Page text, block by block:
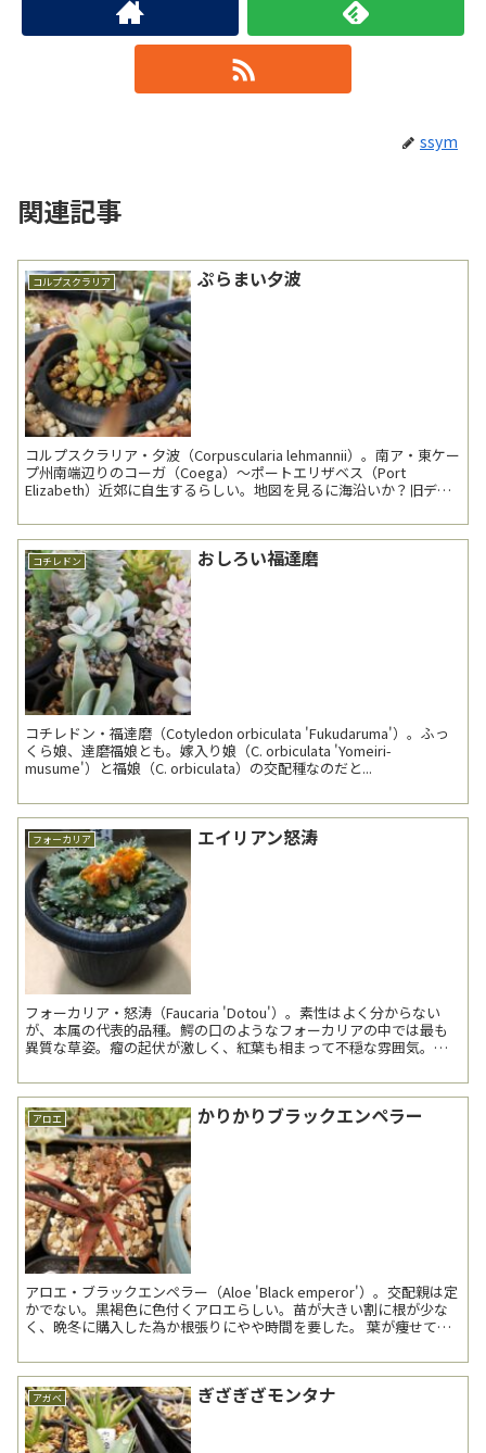
ssym
関連記事
コルプスクラリア ぷらまい夕波
コルプスクラリア・夕波（Corpuscularia lehmannii）。南ア・東ケー
プ州南端辺りのコーガ（Coega）～ポートエリザベス（Port
Elizabeth）近郊に自生するらしい。地図を見るに海沿いか？旧デロ
コチレドン おしろい福達磨
コチレドン・福達磨（Cotyledon orbiculata 'Fukudaruma'）。ふっ
くら娘、達磨福娘とも。嫁入り娘（C. orbiculata 'Yomeiri-
musume'）と福娘（C. orbiculata）の交配種なのだと...
フォーカリア エイリアン怒涛
フォーカリア・怒涛（Faucaria 'Dotou'）。素性はよく分からない
が、本属の代表的品種。鰐の口のようなフォーカリアの中では最も
異質な草姿。瘤の起伏が激しく、紅葉も相まって不穏な雰囲気。先
アロエ かりかりブラックエンペラー
アロエ・ブラックエンペラー（Aloe 'Black emperor'）。交配親は定
かでない。黒褐色に色付くアロエらしい。苗が大きい割に根が少な
く、晩冬に購入した為か根張りにやや時間を要した。 葉が痩せてカ
アガベ ぎざぎざモンタナ